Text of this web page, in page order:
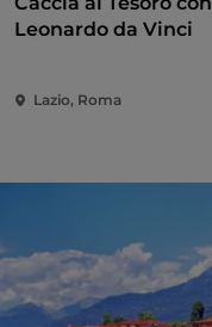
Leonardo da Vinci
Lazio, Roma